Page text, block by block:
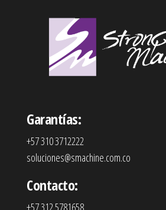
Garantías:
+57 310 3712222
soluciones@smachine.com.co
Contacto:
+57 312 5781658